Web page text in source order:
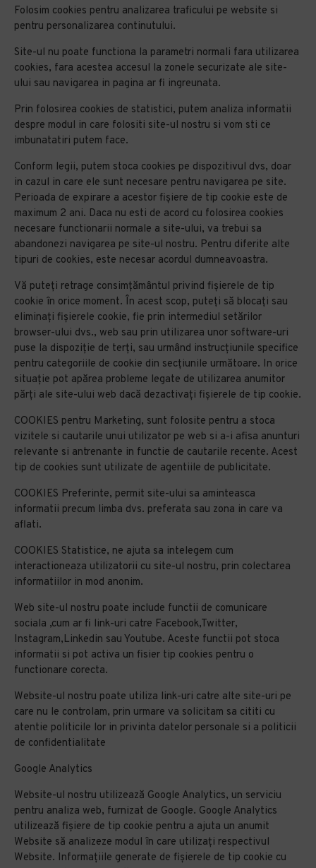
Folosim cookies pentru analizarea traficului pe website si
pentru personalizarea continutului.
Site-ul nu poate functiona la parametri normali fara utilizarea
cookies, fara acestea accesul la zonele securizate ale site-
ului sau navigarea in pagina ar fi ingreunata.
Prin folosirea cookies de statistici, putem analiza informatii
despre modul in care folositi site-ul nostru si vom sti ce
imbunatatiri putem face.
Conform legii, putem stoca cookies pe dispozitivul dvs, doar
in cazul in care ele sunt necesare pentru navigarea pe site.
Perioada de expirare a acestor fișiere de tip cookie este de
maximum 2 ani. Daca nu esti de acord cu folosirea cookies
necesare functionarii normale a site-ului, va trebui sa
abandonezi navigarea pe site-ul nostru. Pentru diferite alte
tipuri de cookies, este necesar acordul dumneavoastra.
Vă puteți retrage consimțământul privind fișierele de tip
cookie în orice moment. În acest scop, puteţi să blocaţi sau
eliminaţi fişierele cookie, fie prin intermediul setărilor
browser-ului dvs., web sau prin utilizarea unor software-uri
puse la dispoziţie de terți, sau urmând instrucţiunile specifice
pentru categoriile de cookie din secţiunile următoare. In orice
situaţie pot apărea probleme legate de utilizarea anumitor
părți ale site-ului web dacă dezactivaţi fişierele de tip cookie.
COOKIES pentru Marketing, sunt folosite pentru a stoca
vizitele si cautarile unui utilizator pe web si a-i afisa anunturi
relevante si antrenante in functie de cautarile recente. Acest
tip de cookies sunt utilizate de agentiile de publicitate.
COOKIES Preferinte, permit site-ului sa aminteasca
informatii precum limba dvs. preferata sau zona in care va
aflati.
COOKIES Statistice, ne ajuta sa intelegem cum
interactioneaza utilizatorii cu site-ul nostru, prin colectarea
informatiilor in mod anonim.
Web site-ul nostru poate include functii de comunicare
sociala ,cum ar fi link-uri catre Facebook,Twitter,
Instagram,Linkedin sau Youtube. Aceste functii pot stoca
informatii si pot activa un fisier tip cookies pentru o
functionare corecta.
Website-ul nostru poate utiliza link-uri catre alte site-uri pe
care nu le controlam, prin urmare va solicitam sa cititi cu
atentie politicile lor in privinta datelor personale si a politicii
de confidentialitate
Google Analytics
Website-ul nostru utilizează Google Analytics, un serviciu
pentru analiza web, furnizat de Google. Google Analytics
utilizează fișiere de tip cookie pentru a ajuta un anumit
Website să analizeze modul în care utilizați respectivul
Website. Informațiile generate de fișierele de tip cookie cu